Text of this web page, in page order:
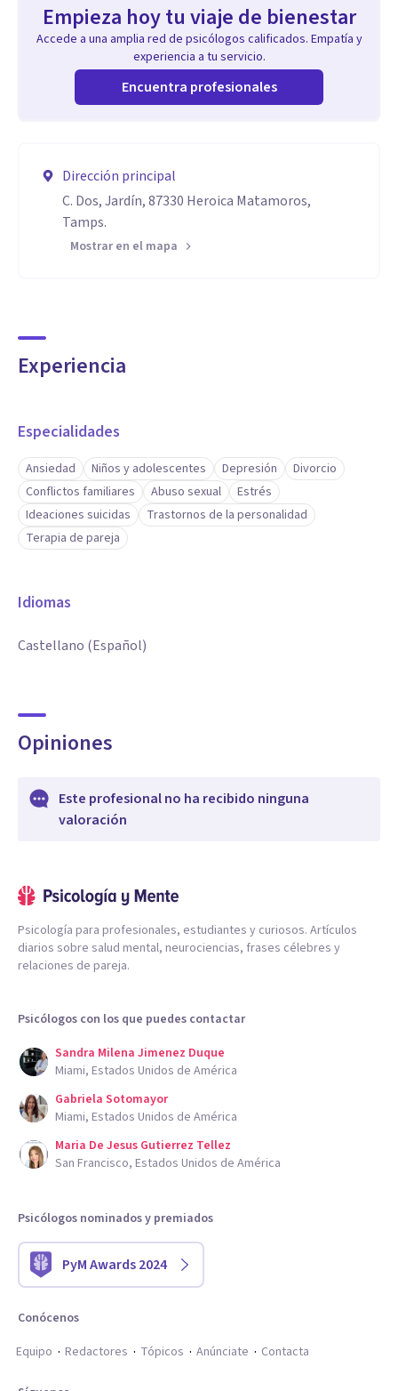
Empieza hoy tu viaje de bienestar
Accede a una amplia red de psicólogos calificados. Empatía y
experiencia a tu servicio.
Encuentra profesionales
Dirección principal
C. Dos, Jardín, 87330 Heroica Matamoros,
Tamps.
Mostrar en el mapa
Experiencia
Especialidades
Ansiedad Niños y adolescentes Depresión
Divorcio
Conflictos familiares
Abuso sexual
Estrés
Ideaciones suicidas
Trastornos de la personalidad
Terapia de pareja
Idiomas
Castellano (Español)
Opiniones
Este profesional no ha recibido ninguna
valoración
Psicología para profesionales, estudiantes y curiosos. Artículos
diarios sobre salud mental, neurociencias, frases célebres y
relaciones de pareja.
Psicólogos con los que puedes contactar
Sandra Milena Jimenez Duque
Miami, Estados Unidos de América
Gabriela Sotomayor
Miami, Estados Unidos de América
Maria De Jesus Gutierrez Tellez
San Francisco, Estados Unidos de América
Psicólogos nominados y premiados
PyM Awards 2024
Conócenos
Equipo
Redactores Tópicos Anúnciate Contacta